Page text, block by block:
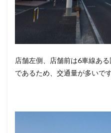
店舗左側、店舗前は6車線あ
であるため、交通量が多いです